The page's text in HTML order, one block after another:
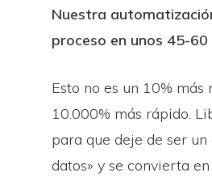
Nuestra
proceso en unos 45-60
Esto no es un 10% más
10.000% más rápido.
para que deje de ser un
datos» y se convierta